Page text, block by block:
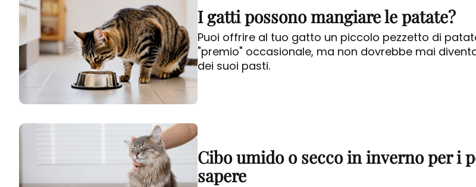
I gatti possono mangiare le patate?
Puoi offrire al tuo gatto un piccolo pezzetto di
"premio" occasionale, ma non dovrebbe mai
dei suoi pasti.
Cibo umido o secco in inverno per i
sapere